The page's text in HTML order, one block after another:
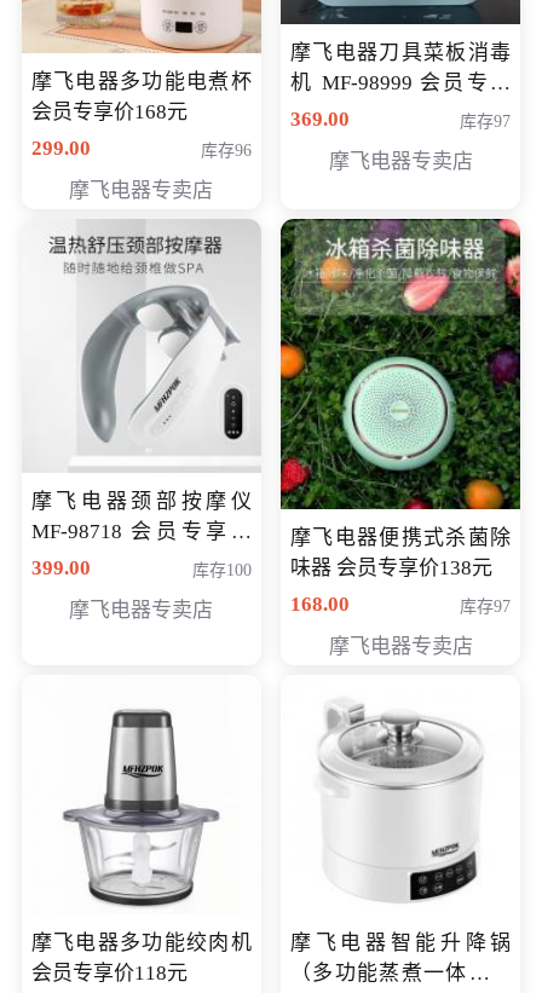
摩飞电器多功能电煮杯
会员专享价168元
299.00
库存96
摩飞电器专卖店
摩飞电器刀具菜板消毒
机 MF-98999 会员专享
价286元
369.00 库存97
摩飞电器专卖店
摩飞电器颈部按摩仪
MF-98718 会员专享价
299元
399.00 库存100
摩飞电器专卖店
摩飞电器便携式杀菌除
味器 会员专享价138元
168.00
库存97
摩飞电器专卖店
摩飞电器多功能绞肉机
会员专享价118元
摩飞电器智能升降锅
（多功能蒸煮一体锅）